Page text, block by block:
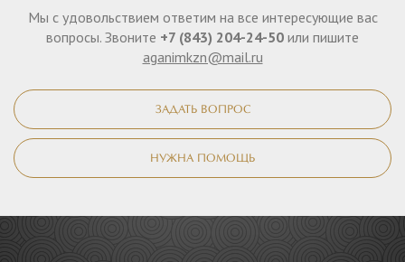
Мы с удовольствием ответим на все интересующие вас
вопросы. Звоните +7 (843) 204-24-50 или пишите
aganimkzn@mail.ru
ЗАДАТЬ ВОПРОС
НУЖНА ПОМОЩЬ